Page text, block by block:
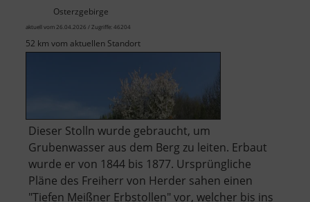
Osterzgebirge
aktuell vom 26.04.2026 / Zugriffe: 46204
52 km vom aktuellen Standort
Dieser Stolln wurde gebraucht, um
Grubenwasser aus dem Berg zu leiten. Erbaut
wurde er von 1844 bis 1877. Ursprüngliche
Pläne des Freiherr von Herder sahen einen
"Tiefen Meißner Erbstollen" vor, welcher bis ins